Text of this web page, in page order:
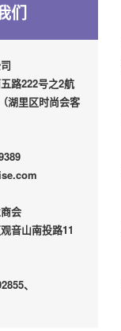
们
路222号之2航
湖里区时尚会客
会
音山南投路11
、